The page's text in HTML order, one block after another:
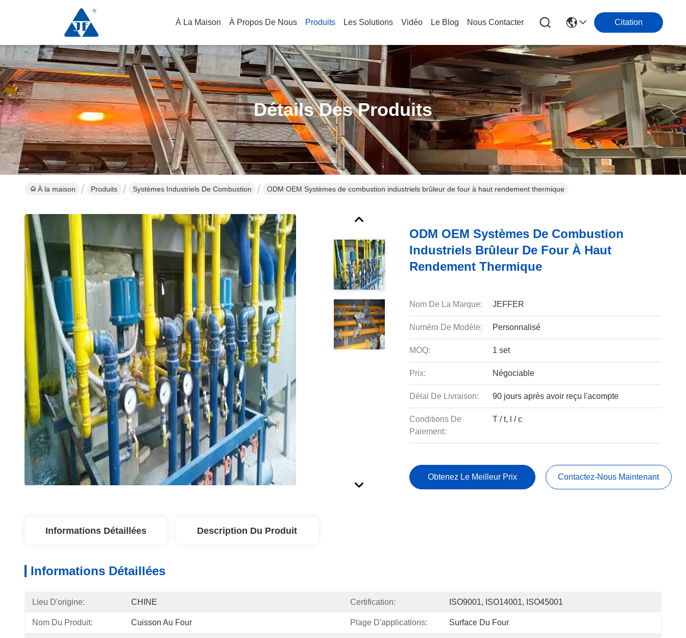
À La Maison À Propos De Nous Produits Les Solutions Vidéo Le Blog Nous Contacter Citation
Détails Des Produits
À la maison Produits Systèmes Industriels De Combustion ODM OEM Systèmes de combustion industriels brûleur de four à haut rendement thermique
ODM OEM Systèmes De Combustion
Industriels Brûleur De Four À Haut
Rendement Thermique
Nom De La Marque: JEFFER
Numéro De Modèle: Personnalisé
MOQ: 1 set
Prix: Négociable
Délai De Livraison: 90 jours après avoir reçu l'acompte
Conditions De
Paiement:
T / t, l / c
Obtenez Le Meilleur Prix Contactez-Nous Maintenant
Informations Détaillées Description Du Produit
Informations Détaillées
Lieu D'origine: CHINE Certification: ISO9001, ISO14001, ISO45001
Nom Du Produit: Cuisson Au Four Plage D'applications: Surface Du Four